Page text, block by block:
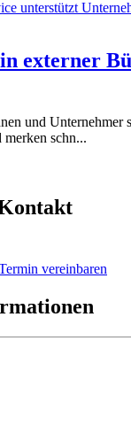
externer
und Unternehmer
schn...
vereinbaren